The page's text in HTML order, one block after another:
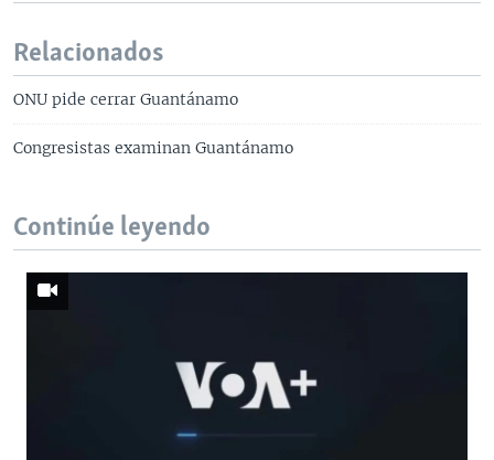
Relacionados
ONU pide cerrar Guantánamo
Congresistas examinan Guantánamo
Continúe leyendo